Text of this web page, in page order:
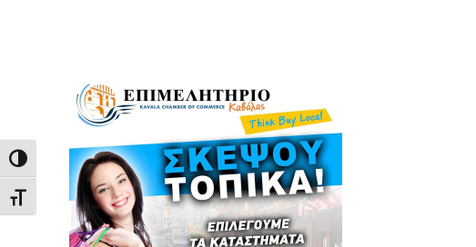
Εναλλαγή Υψηλής Αντίθεσης
Εναλλαγή Μεγέθους Γραμμάτων